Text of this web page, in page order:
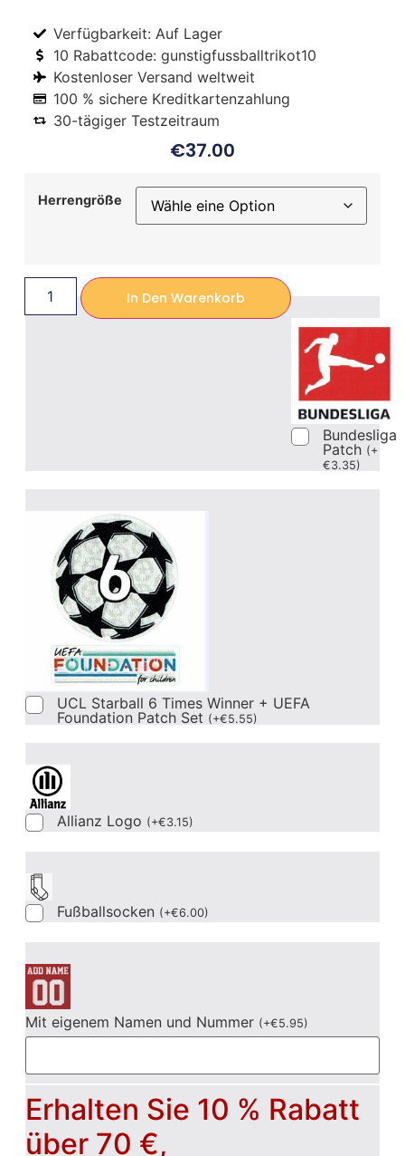
Verfügbarkeit: Auf Lager
10 Rabattcode: gunstigfussballtrikot10
Kostenloser Versand weltweit
100 % sichere Kreditkartenzahlung
30-tägiger Testzeitraum
€37.00
Herrengröße
In Den Warenkorb
Bundesliga
Patch (+
€3.35)
UCL Starball 6 Times Winner + UEFA
Foundation Patch Set (+€5.55)
Allianz Logo (+€3.15)
Fußballsocken (+€6.00)
Mit eigenem Namen und Nummer (+€5.95)
Erhalten Sie 10 % Rabatt
über 70 €,